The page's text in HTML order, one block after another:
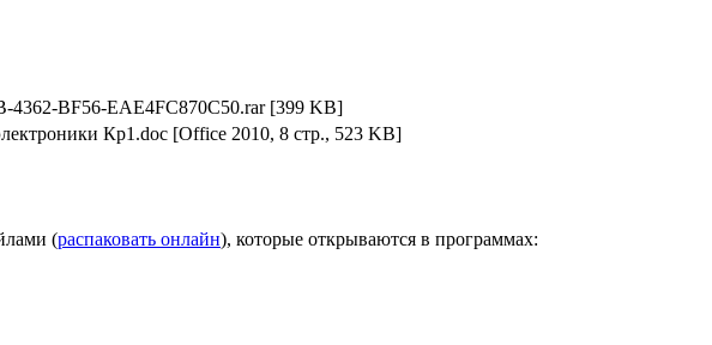
4362-BF56-EAE4FC870C50.rar [399 KB]
Кр1.doc [Office 2010, 8 стр., 523 KB]
(распаковать онлайн), которые открываются в программах: